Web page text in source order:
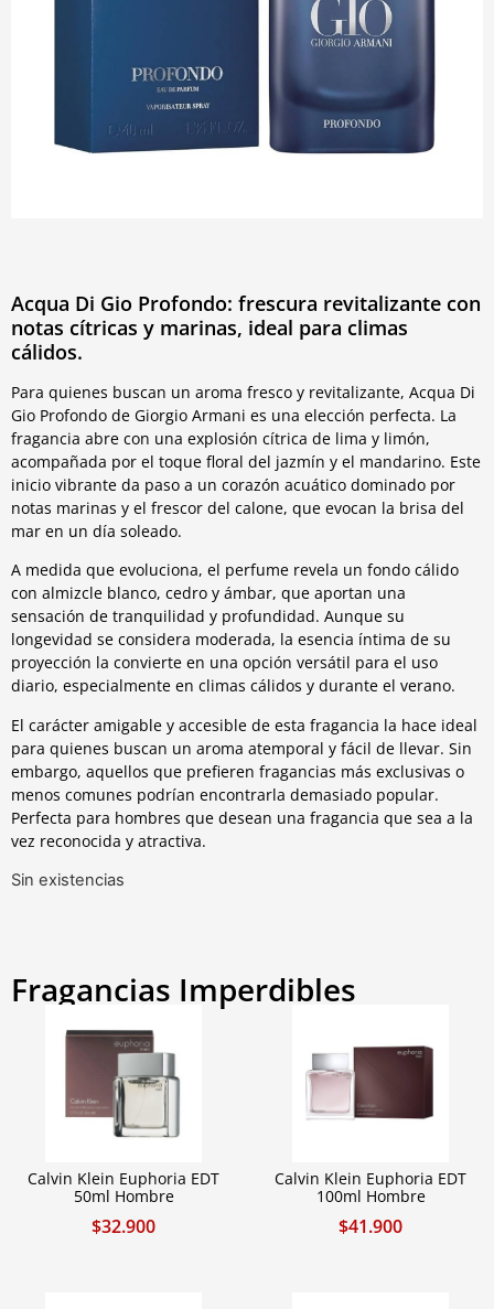
Acqua Di Gio Profondo: frescura revitalizante con
notas cítricas y marinas, ideal para climas
cálidos.
Para quienes buscan un aroma fresco y revitalizante, Acqua Di
Gio Profondo de Giorgio Armani es una elección perfecta. La
fragancia abre con una explosión cítrica de lima y limón,
acompañada por el toque floral del jazmín y el mandarino. Este
inicio vibrante da paso a un corazón acuático dominado por
notas marinas y el frescor del calone, que evocan la brisa del
mar en un día soleado.
A medida que evoluciona, el perfume revela un fondo cálido
con almizcle blanco, cedro y ámbar, que aportan una
sensación de tranquilidad y profundidad. Aunque su
longevidad se considera moderada, la esencia íntima de su
proyección la convierte en una opción versátil para el uso
diario, especialmente en climas cálidos y durante el verano.
El carácter amigable y accesible de esta fragancia la hace ideal
para quienes buscan un aroma atemporal y fácil de llevar. Sin
embargo, aquellos que prefieren fragancias más exclusivas o
menos comunes podrían encontrarla demasiado popular.
Perfecta para hombres que desean una fragancia que sea a la
vez reconocida y atractiva.
Sin existencias
Fragancias Imperdibles
Calvin Klein Euphoria EDT
50ml Hombre
$32.900
Calvin Klein Euphoria EDT
100ml Hombre
$41.900